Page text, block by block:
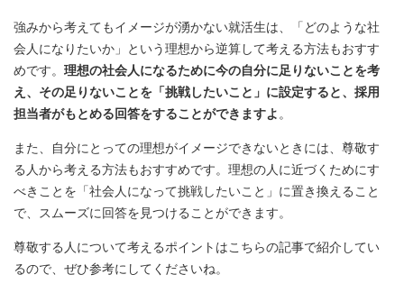
強みから考えてもイメージが湧かない就活生は、「どのような社
会人になりたいか」という理想から逆算して考える方法もおすす
めです。 理想の社会人になるために今の自分に足りないことを考
え、その足りないことを「挑戦したいこと」に設定すると、採用
担当者がもとめる回答をすることができますよ 。
また、自分にとっての理想がイメージできないときには、尊敬す
る人から考える方法もおすすめです。理想の人に近づくためにす
べきことを「社会人になって挑戦したいこと」に置き換えること
で、スムーズに回答を見つけることができます。
尊敬する人について考えるポイントはこちらの記事で紹介してい
るので、ぜひ参考にしてくださいね。